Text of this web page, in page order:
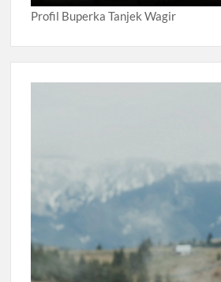
Profil Buperka Tanjek Wagir